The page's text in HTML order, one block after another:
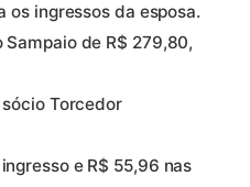
os ingressos da esposa.
Sampaio de R$ 279,80,
Torcedor
e R$ 55,96 nas